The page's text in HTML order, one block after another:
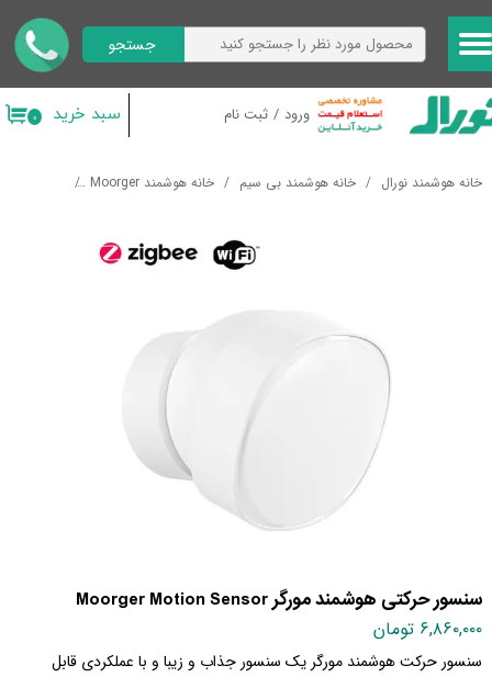
ورود / ثبت نام
حساب کاربری من
تغییر گذر واژه
خروج از حساب کاربری
جستجو
۰ سبد خرید
خانه هوشمند نورال خانه هوشمند بی سیم خانه هوشمند Moorger
سنسور حرکتی هوشمند مورگر Moorger Motion Sensor
۶,۸۶۰,۰۰۰ تومان
سنسور حرکت هوشمند مورگر یک سنسور جذاب و زیبا و با عملکردی قابل